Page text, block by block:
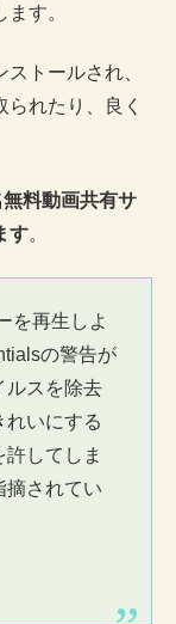
す。
トールされ、
れたり、良く
料動画共有サ
す。
を再生しよ
の警告が
ルスを除去
れいにする
してしま
摘されてい